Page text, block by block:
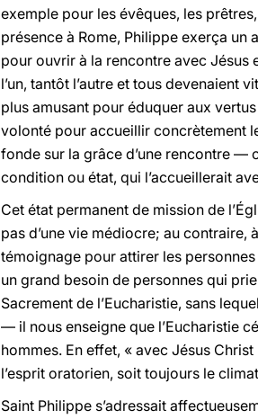
exemple pour les évêques, les
présence à Rome, Philippe exerça
pour ouvrir à la rencontre avec Jésus
l’un, tantôt l’autre et tous devenaient
plus amusant pour éduquer aux
volonté pour accueillir concrètement
fonde sur la grâce d’une rencontre —
condition ou état, qui l’accueillerait
Cet état permanent de mission de
pas d’une vie médiocre; au contraire,
témoignage pour attirer les
un grand besoin de personnes qui
Sacrement de l’Eucharistie, sans
— il nous enseigne que l’Eucharistie
hommes. En effet, « avec Jésus
l’esprit oratorien, soit toujours le
Saint Philippe s’adressait